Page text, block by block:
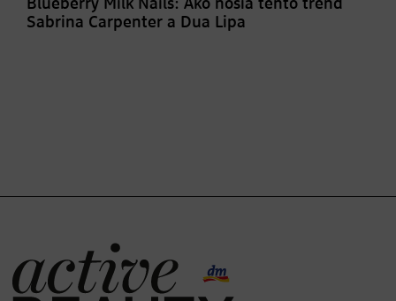
Blueberry Milk Nails: Ako nosia tento trend
Sabrina Carpenter a Dua Lipa